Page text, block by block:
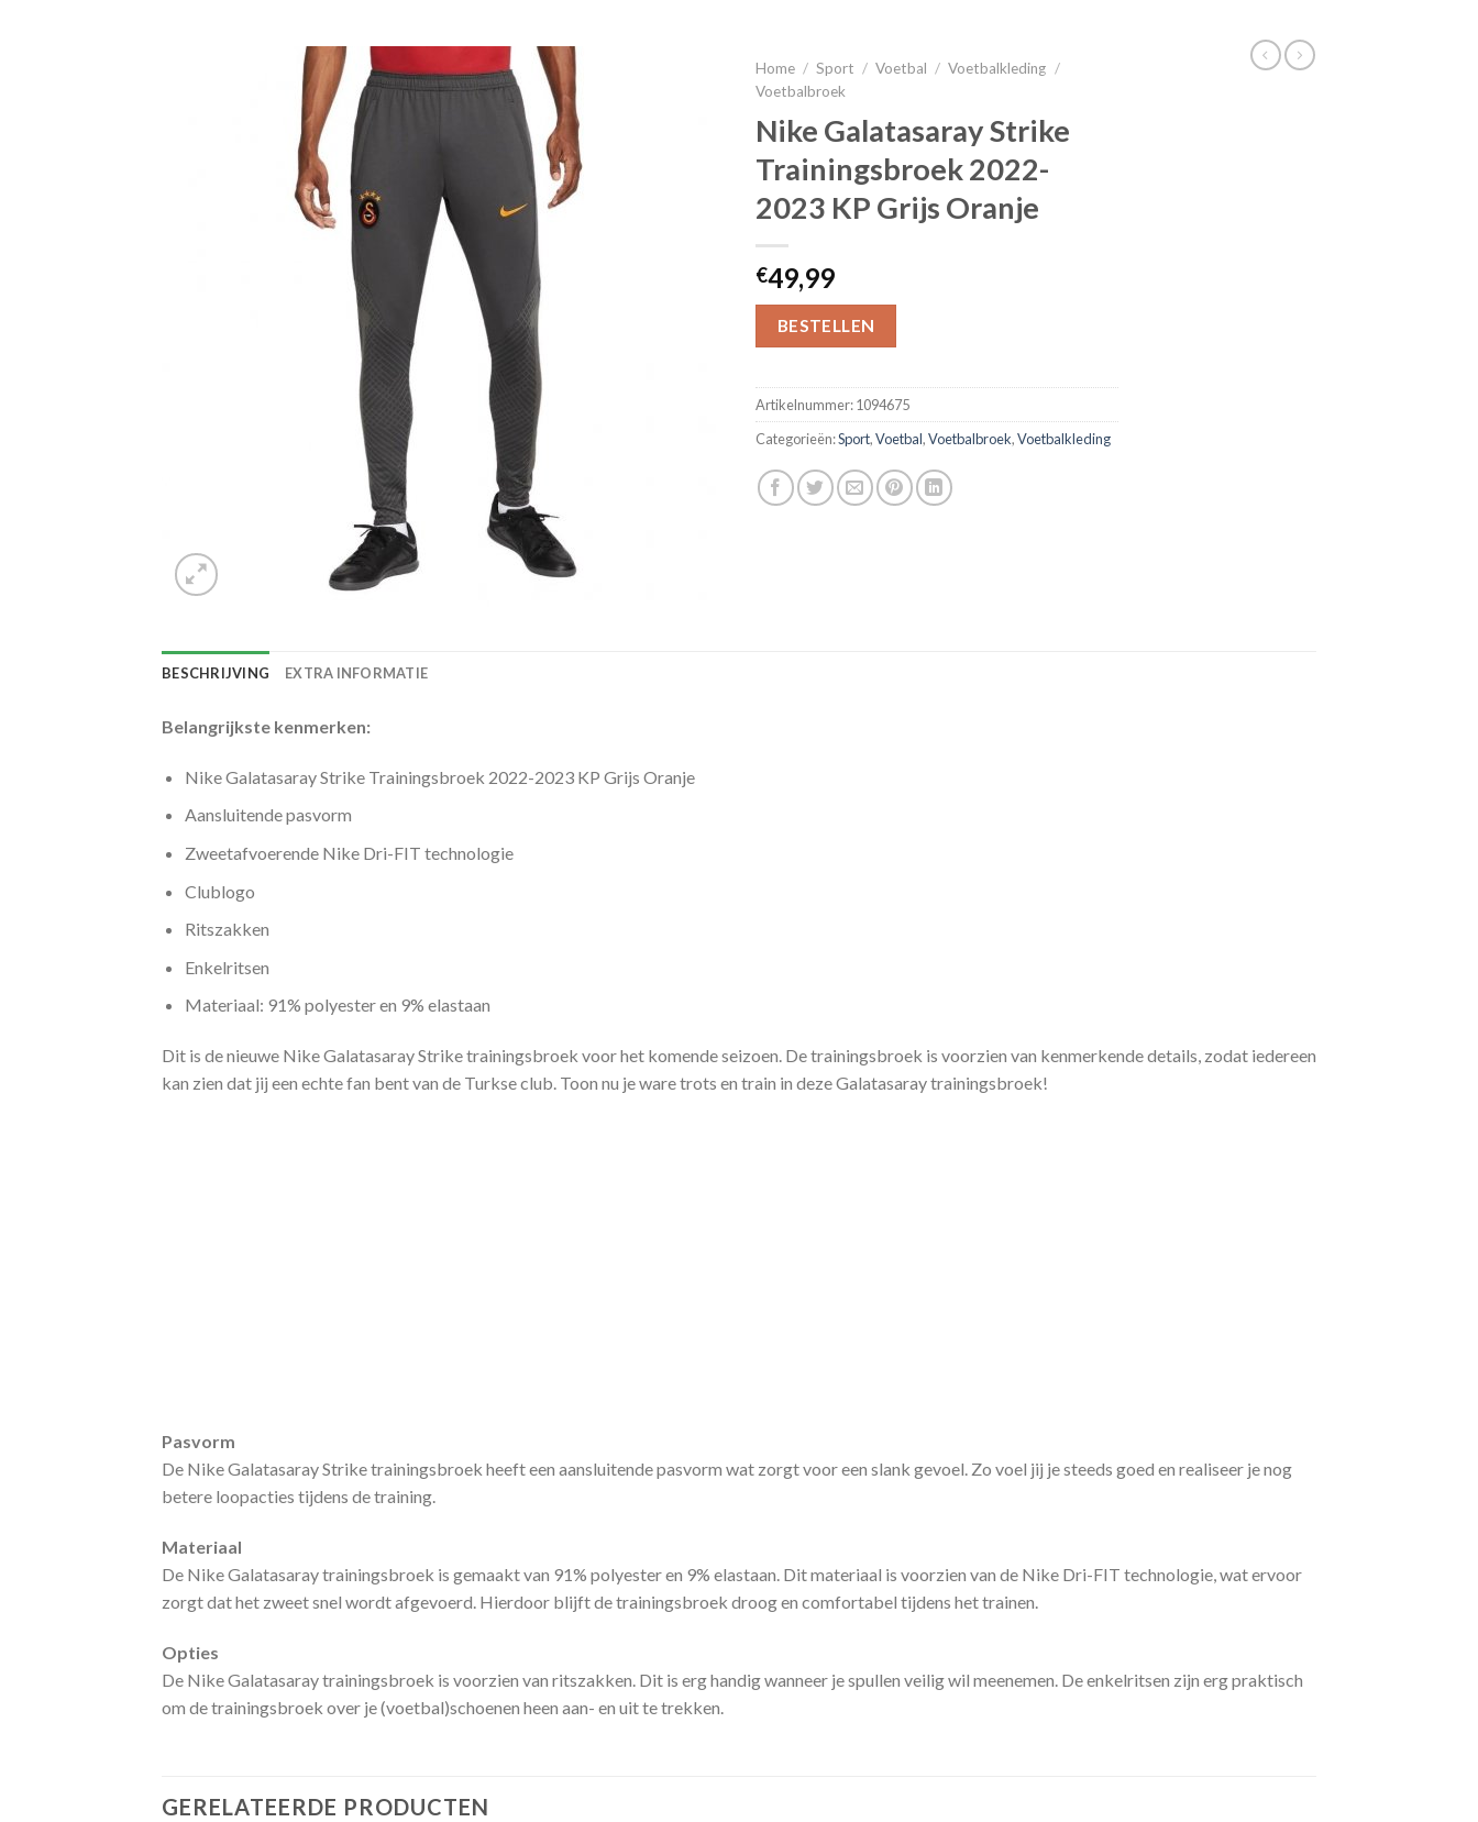
Home / Sport / Voetbal / Voetbalkleding /
Voetbalbroek
Nike Galatasaray Strike
Trainingsbroek 2022-
2023 KP Grijs Oranje
€49,99
BESTELLEN
Artikelnummer:1094675
Categorieën:Sport,Voetbal,Voetbalbroek,Voetbalkleding
BESCHRIJVING EXTRA INFORMATIE
Belangrijkste kenmerken:
Nike Galatasaray Strike Trainingsbroek 2022-2023 KP Grijs Oranje
Aansluitende pasvorm
Zweetafvoerende Nike Dri-FIT technologie
Clublogo
Ritszakken
Enkelritsen
Materiaal: 91% polyester en 9% elastaan
Dit is de nieuwe Nike Galatasaray Strike trainingsbroek voor het komende seizoen. De trainingsbroek is voorzien van kenmerkende details, zodat iedereen
kan zien dat jij een echte fan bent van de Turkse club. Toon nu je ware trots en train in deze Galatasaray trainingsbroek!
Pasvorm
De Nike Galatasaray Strike trainingsbroek heeft een aansluitende pasvorm wat zorgt voor een slank gevoel. Zo voel jij je steeds goed en realiseer je nog
betere loopacties tijdens de training.
Materiaal
De Nike Galatasaray trainingsbroek is gemaakt van 91% polyester en 9% elastaan. Dit materiaal is voorzien van de Nike Dri-FIT technologie, wat ervoor
zorgt dat het zweet snel wordt afgevoerd. Hierdoor blijft de trainingsbroek droog en comfortabel tijdens het trainen.
Opties
De Nike Galatasaray trainingsbroek is voorzien van ritszakken. Dit is erg handig wanneer je spullen veilig wil meenemen. De enkelritsen zijn erg praktisch
om de trainingsbroek over je (voetbal)schoenen heen aan- en uit te trekken.
GERELATEERDE PRODUCTEN